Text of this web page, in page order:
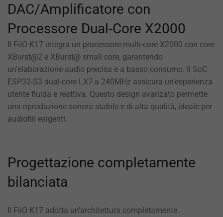
DAC/Amplificatore con
Processore Dual-Core X2000
Il FiiO K17 integra un processore multi-core X2000 con core
XBurst@2 e XBurst@ small core, garantendo
un’elaborazione audio precisa e a basso consumo. Il SoC
ESP32-S3 dual-core LX7 a 240MHz assicura un’esperienza
utente fluida e reattiva. Questo design avanzato permette
una riproduzione sonora stabile e di alta qualità, ideale per
audiofili esigenti.
Progettazione completamente
bilanciata
Il FiiO K17 adotta un’architettura completamente